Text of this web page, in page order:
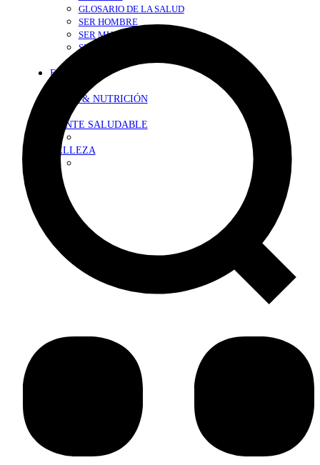
GLOSARIO DE LA SALUD
SER HOMBRE
SER MUJER
SEXY-SALUD
EN FORMA
DIETA & NUTRICIÓN
MENTE SALUDABLE
BELLEZA